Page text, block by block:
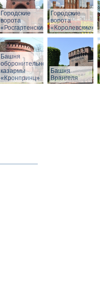
Городские
ворота
«Росгартенские»
Городские
ворота
«Королевские»
Башня
оборонительной
казармы
«Кронпринц»
Башня
Врангеля